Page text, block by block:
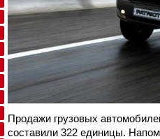
Продажи грузовых
составили 322 единицы.